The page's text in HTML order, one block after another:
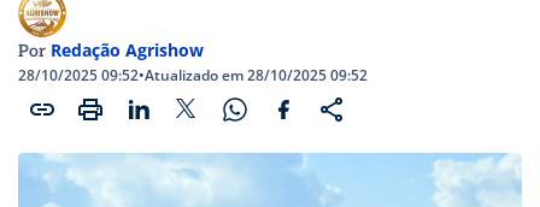
Por Redação Agrishow
28/10/2025 09:52•Atualizado em 28/10/2025 09:52